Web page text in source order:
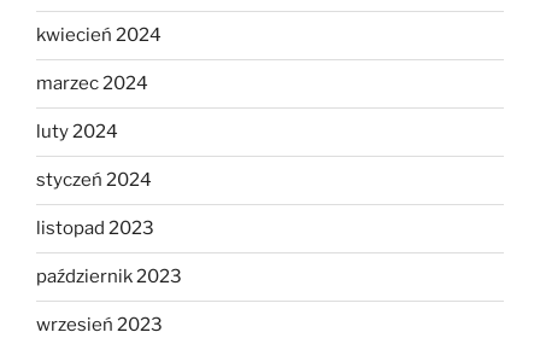
kwiecień 2024
marzec 2024
luty 2024
styczeń 2024
listopad 2023
październik 2023
wrzesień 2023